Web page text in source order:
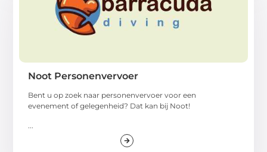
Noot Personenvervoer
Bent u op zoek naar personenvervoer voor een
evenement of gelegenheid? Dat kan bij Noot!